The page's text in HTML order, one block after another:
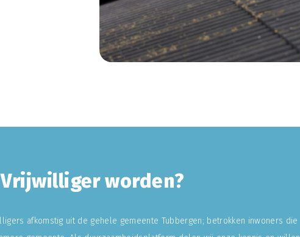
Vrijwilliger worden?
afkomstig uit de gehele gemeente Tubbergen; betrokken inwoners die